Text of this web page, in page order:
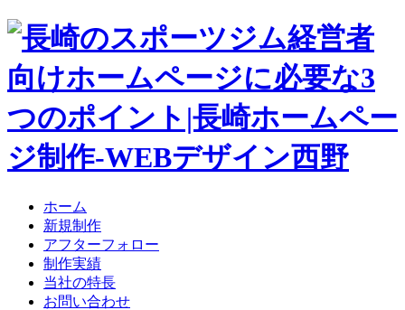
ホーム
新規制作
アフターフォロー
制作実績
当社の特長
お問い合わせ